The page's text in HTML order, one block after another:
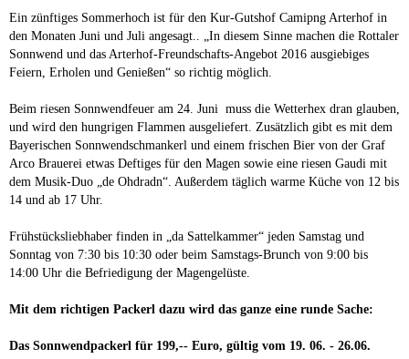
Touristik
Ein zünftiges Sommerhoch ist für den Kur-Gutshof Camipng Arterhof in
den Monaten Juni und Juli angesagt.. „In diesem Sinne machen die Rottaler
Sonnwend und das Arterhof-Freundschafts-Angebot 2016 ausgiebiges
Feiern, Erholen und Genießen“ so richtig möglich.
Beim riesen Sonnwendfeuer am 24. Juni muss die Wetterhex dran glauben,
und wird den hungrigen Flammen ausgeliefert. Zusätzlich gibt es mit dem
Bayerischen Sonnwendschmankerl und einem frischen Bier von der Graf
Arco Brauerei etwas Deftiges für den Magen sowie eine riesen Gaudi mit
dem Musik-Duo „de Ohdradn“. Außerdem täglich warme Küche von 12 bis
14 und ab 17 Uhr.
Frühstücksliebhaber finden in „da Sattelkammer“ jeden Samstag und
Sonntag von 7:30 bis 10:30 oder beim Samstags-Brunch von 9:00 bis
14:00 Uhr die Befriedigung der Magengelüste.
Mit dem richtigen Packerl dazu wird das ganze eine runde Sache:
Das Sonnwendpackerl für 199,-- Euro, gültig vom 19. 06. - 26.06.